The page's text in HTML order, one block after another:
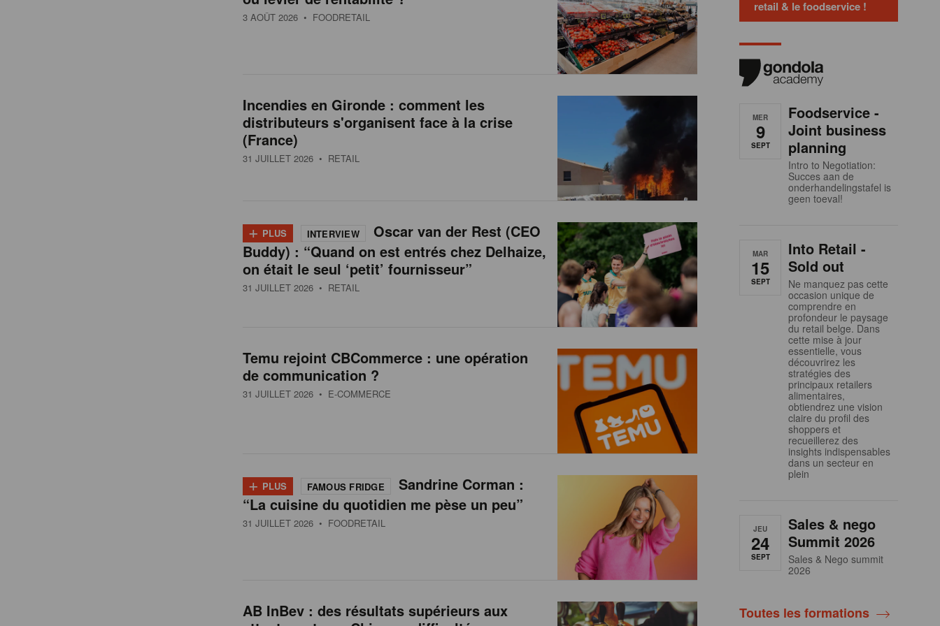
3 AOÛT 2026 • FOODRETAIL
Incendies en Gironde : comment les
distributeurs s'organisent face à la crise
(France)
31 JUILLET 2026 • RETAIL
+ PLUS INTERVIEW
Oscar van der Rest (CEO
Buddy) : “Quand on est entrés chez Delhaize,
on était le seul ‘petit’ fournisseur”
31 JUILLET 2026 • RETAIL
Temu rejoint CBCommerce : une opération
de communication ?
31 JUILLET 2026 • E-COMMERCE
+ PLUS FAMOUS FRIDGE
Sandrine Corman :
“La cuisine du quotidien me pèse un peu”
31 JUILLET 2026 • FOODRETAIL
AB InBev : des résultats supérieurs aux
retail & le foodservice !
MER
9
SEPT
Foodservice -
Joint business
planning
Intro to Negotiation:
Succes aan de
onderhandelingstafel is
geen toeval!
MAR
15
SEPT
Into Retail -
Sold out
Ne manquez pas cette
occasion unique de
comprendre en
profondeur le paysage
du retail belge. Dans
cette mise à jour
essentielle, vous
découvrirez les
stratégies des
principaux retailers
alimentaires,
obtiendrez une vision
claire du profil des
shoppers et
recueillerez des
insights indispensables
dans un secteur en
plein
JEU
24
SEPT
Sales & nego
Summit 2026
Sales & Nego summit
2026
Toutes les formations